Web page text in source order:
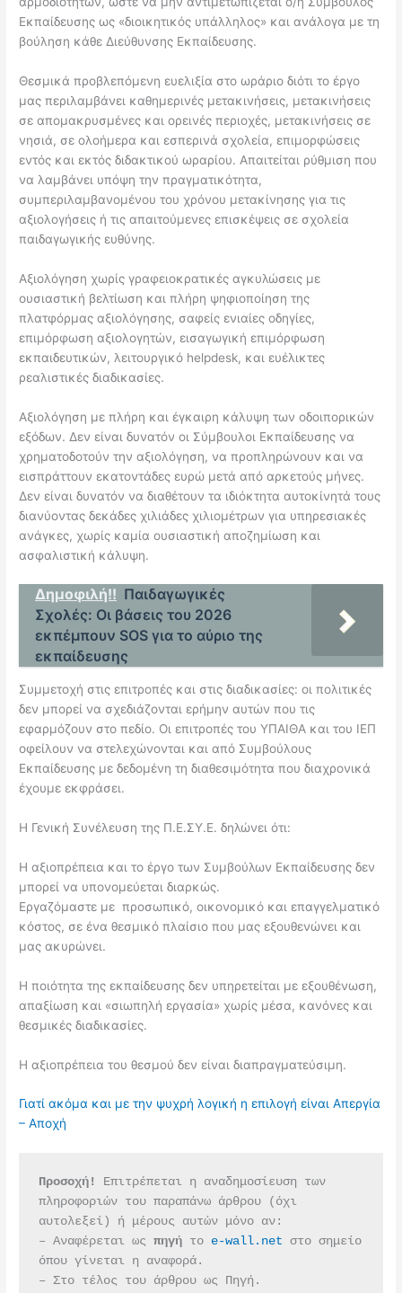
Εκπαίδευσης ως «διοικητικός υπάλληλος» και ανάλογα με τη
βούληση κάθε Διεύθυνσης Εκπαίδευσης.
Θεσμικά προβλεπόμενη ευελιξία στο ωράριο διότι το έργο
μας περιλαμβάνει καθημερινές μετακινήσεις, μετακινήσεις
σε απομακρυσμένες και ορεινές περιοχές, μετακινήσεις σε
νησιά, σε ολοήμερα και εσπερινά σχολεία, επιμορφώσεις
εντός και εκτός διδακτικού ωραρίου. Απαιτείται ρύθμιση που
να λαμβάνει υπόψη την πραγματικότητα,
συμπεριλαμβανομένου του χρόνου μετακίνησης για τις
αξιολογήσεις ή τις απαιτούμενες επισκέψεις σε σχολεία
παιδαγωγικής ευθύνης.
Αξιολόγηση χωρίς γραφειοκρατικές αγκυλώσεις με
ουσιαστική βελτίωση και πλήρη ψηφιοποίηση της
πλατφόρμας αξιολόγησης, σαφείς ενιαίες οδηγίες,
επιμόρφωση αξιολογητών, εισαγωγική επιμόρφωση
εκπαιδευτικών, λειτουργικό helpdesk, και ευέλικτες
ρεαλιστικές διαδικασίες.
Αξιολόγηση με πλήρη και έγκαιρη κάλυψη των οδοιπορικών
εξόδων. Δεν είναι δυνατόν οι Σύμβουλοι Εκπαίδευσης να
χρηματοδοτούν την αξιολόγηση, να προπληρώνουν και να
εισπράττουν εκατοντάδες ευρώ μετά από αρκετούς μήνες.
Δεν είναι δυνατόν να διαθέτουν τα ιδιόκτητα αυτοκίνητά τους
διανύοντας δεκάδες χιλιάδες χιλιομέτρων για υπηρεσιακές
ανάγκες, χωρίς καμία ουσιαστική αποζημίωση και
ασφαλιστική κάλυψη.
Δημοφιλή!! Παιδαγωγικές
Σχολές: Οι βάσεις του 2026
εκπέμπουν SOS για το αύριο της
εκπαίδευσης
Συμμετοχή στις επιτροπές και στις διαδικασίες: οι πολιτικές
δεν μπορεί να σχεδιάζονται ερήμην αυτών που τις
εφαρμόζουν στο πεδίο. Οι επιτροπές του ΥΠΑΙΘΑ και του ΙΕΠ
οφείλουν να στελεχώνονται και από Συμβούλους
Εκπαίδευσης με δεδομένη τη διαθεσιμότητα που διαχρονικά
έχουμε εκφράσει.
Η Γενική Συνέλευση της Π.Ε.ΣΥ.Ε. δηλώνει ότι:
Η αξιοπρέπεια και το έργο των Συμβούλων Εκπαίδευσης δεν
μπορεί να υπονομεύεται διαρκώς.
Εργαζόμαστε με προσωπικό, οικονομικό και επαγγελματικό
κόστος, σε ένα θεσμικό πλαίσιο που μας εξουθενώνει και
μας ακυρώνει.
Η ποιότητα της εκπαίδευσης δεν υπηρετείται με εξουθένωση,
απαξίωση και «σιωπηλή εργασία» χωρίς μέσα, κανόνες και
θεσμικές διαδικασίες.
Η αξιοπρέπεια του θεσμού δεν είναι διαπραγματεύσιμη.
Γιατί ακόμα και με την ψυχρή λογική η επιλογή είναι Απεργία
– Αποχή
Προσοχή!
Επιτρέπεται η αναδημοσίευση των
πληροφοριών του παραπάνω άρθρου (όχι
αυτολεξεί) ή μέρους αυτών μόνο αν:
– Αναφέρεται ως πηγή το e-wall.net στο σημείο
όπου γίνεται η αναφορά.
– Στο τέλος του άρθρου ως Πηγή.